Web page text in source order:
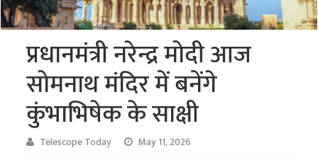
प्रधानमंत्री नरेन्द्र मोदी आज
सोमनाथ मंदिर में बनेंगे
कुंभाभिषेक के साक्षी
Telescope Today May 11, 2026